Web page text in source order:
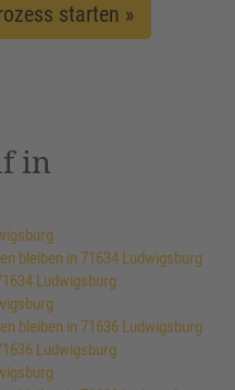
starten »
in
bleiben in 71634 Ludwigsburg
Ludwigsburg
bleiben in 71636 Ludwigsburg
Ludwigsburg